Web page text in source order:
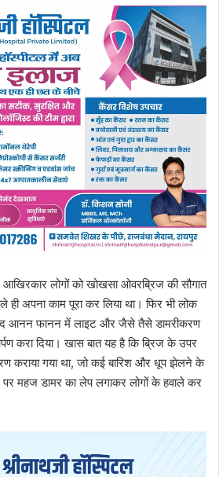
लोगों को खोखसा ओवरब्रिज की सौगात
अपना काम पूरा कर लिया था। फिर भी लोक
आनन फानन में लाइट और जैसे तैसे डामरीकरण
करा दिया। खास बात यह है कि ब्रिज के उपर
कराया गया था, जो कई बारिश और धूप झेलने के
महज डामर का लेप लगाकर लोगों के हवाले कर